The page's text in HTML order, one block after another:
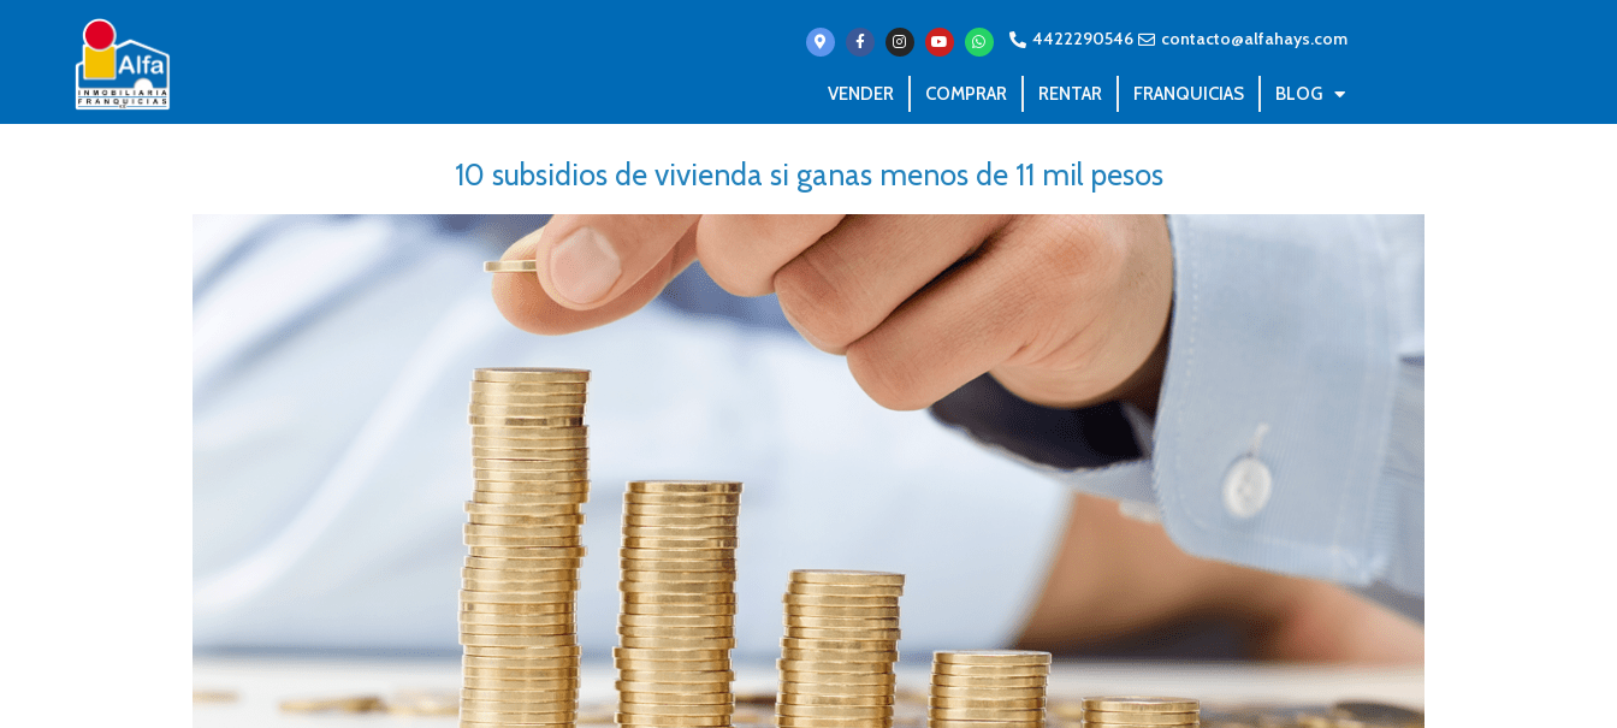
4422290546 contacto@alfahays.com
VENDER COMPRAR RENTAR FRANQUICIAS BLOG
10 subsidios de vivienda si ganas menos de 11 mil pesos